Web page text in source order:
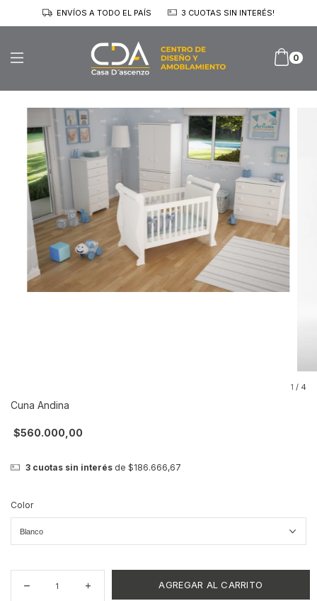
ENVÍOS A TODO EL PAÍS 3 CUOTAS SIN INTERÉS!
0
1 / 4
Cuna Andina
$560.000,00
3cuotas sin interésde $186.666,67
Color